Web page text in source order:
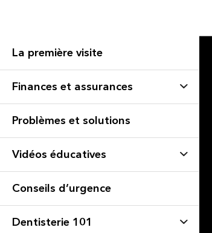
La première visite
Finances et assurances
Problèmes et solutions
Vidéos éducatives
Conseils d’urgence
Dentisterie 101